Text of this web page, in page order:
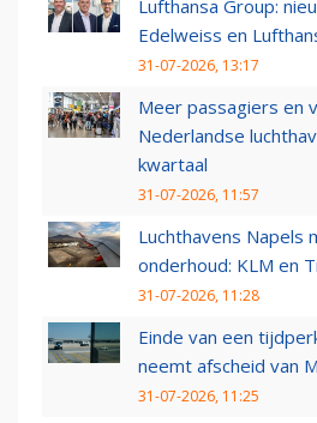
Lufthansa Group:
Edelweiss en
31-07-2026, 13:17
Meer passagiers en
Nederlandse
kwartaal
31-07-2026, 11:57
Luchthavens Napels
onderhoud: KLM en
31-07-2026, 11:28
Einde van een
neemt afscheid van
31-07-2026, 11:25